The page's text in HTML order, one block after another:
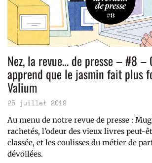
Nez, la revue… de presse – #8 –
apprend que le jasmin fait plus
Valium
25 juillet 2019
Au menu de notre revue de presse :
rachetés, l’odeur des vieux livres peut-
classée, et les coulisses du métier de
dévoilées.